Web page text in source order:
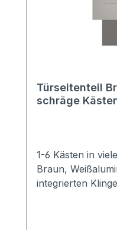
Türseitenteil
schräge
1-6 Kästen in
Braun,
integrierten